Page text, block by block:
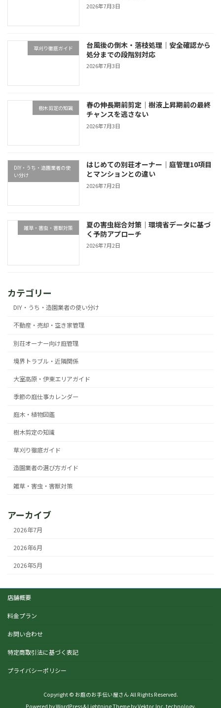
2026年7月3日
草刈り徹底ガイド
台風後の倒木・落枝処理｜安全確認から
処分までの段階別対応
2026年7月3日
樹木剪定の知識
春の伸長期前剪定｜樹液上昇期前の最終
チャンスを逃さない
2026年7月3日
DIY・うち・造園業者の使
い分け
はじめての別荘オーナー｜庭管理10項目
とマンションとの違い
2026年7月2日
雑草・害虫・害獣対策
夏の害虫総合対策｜環境省データに基づ
く予防アプローチ
2026年7月2日
カテゴリー
DIY・うち・造園業者の使い分け
不動産・売却・空き家管理
別荘オーナー向け庭管理
境界トラブル・近隣関係
大室高原・伊東エリアガイド
季節の庭仕事カレンダー
庭木・植物図鑑
樹木剪定の知識
草刈り徹底ガイド
造園業者の選び方ガイド
雑草・害虫・害獣対策
アーカイブ
2026年7月
2026年6月
2026年5月
店舗概要
料金プラン
お問い合わせ
特定商取引法に基づく表記
プライバシーポリシー
Copyright © お庭のお手伝い屋さん All Rights Reserved.
Powered byWordPress& Lightning Themeby Vektor,Inc. technology.